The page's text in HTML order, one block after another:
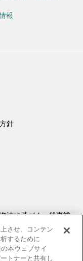
報
針
法に基づく一般事業
る対応要領
させ、コンテン
するために
本ウェブサイ
トナーと共有し